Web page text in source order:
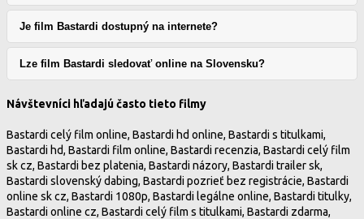
Je film Bastardi dostupný na internete?
Lze film Bastardi sledovať online na Slovensku?
Návštevníci hľadajú často tieto filmy
Bastardi celý film online, Bastardi hd online, Bastardi s titulkami,
Bastardi hd, Bastardi film online, Bastardi recenzia, Bastardi celý film
sk cz, Bastardi bez platenia, Bastardi názory, Bastardi trailer sk,
Bastardi slovenský dabing, Bastardi pozrieť bez registrácie, Bastardi
online sk cz, Bastardi 1080p, Bastardi legálne online, Bastardi titulky,
Bastardi online cz, Bastardi celý film s titulkami, Bastardi zdarma,